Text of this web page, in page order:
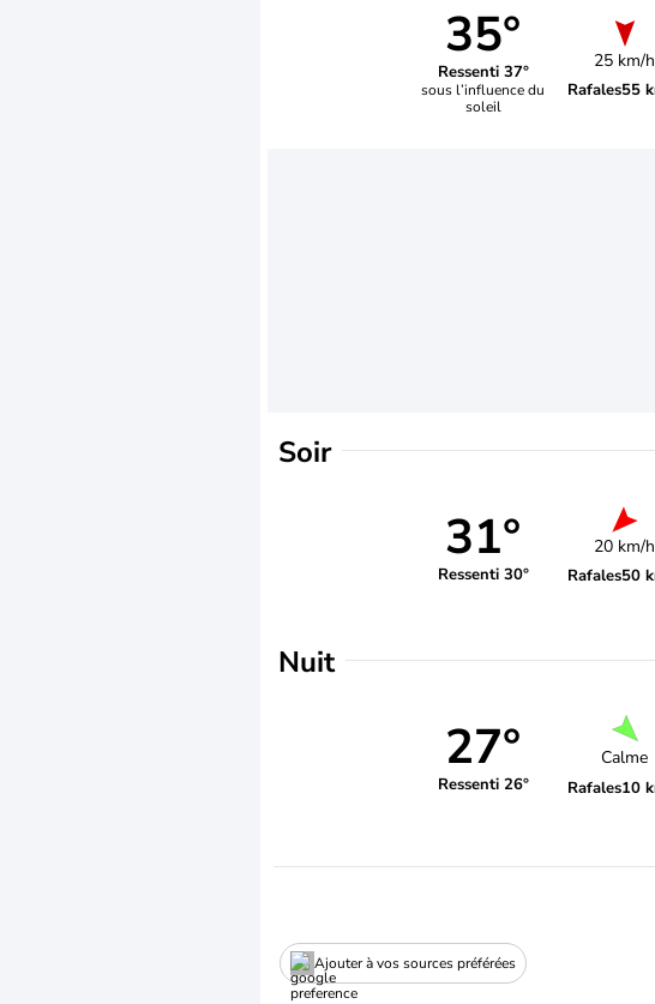
35°
Ressenti 37°
sous l’influence du
soleil
25 km/h
Rafales55
Soir
31°
Ressenti 30°
20 km/h
Rafales50
Nuit
27°
Ressenti 26°
Calme
Rafales10
Ajouter à vos sources préférées